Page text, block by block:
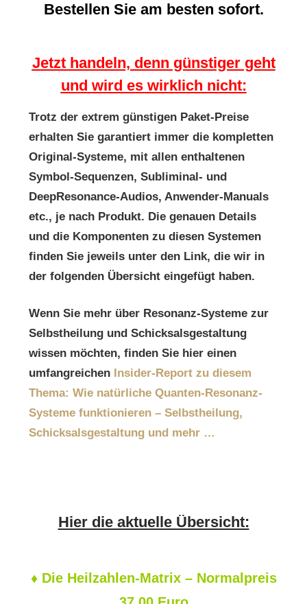
Bestellen Sie am besten sofort.
Jetzt handeln, denn günstiger geht
und wird es wirklich nicht:
Trotz der extrem günstigen Paket-Preise
erhalten Sie garantiert immer die kompletten
Original-Systeme, mit allen enthaltenen
Symbol-Sequenzen, Subliminal- und
DeepResonance-Audios, Anwender-Manuals
etc., je nach Produkt. Die genauen Details
und die Komponenten zu diesen Systemen
finden Sie jeweils unter den Link, die wir in
der folgenden Übersicht eingefügt haben.
Wenn Sie mehr über Resonanz-Systeme zur
Selbstheilung und Schicksalsgestaltung
wissen möchten, finden Sie hier einen
umfangreichen Insider-Report zu diesem
Thema: Wie natürliche Quanten-Resonanz-
Systeme funktionieren – Selbstheilung,
Schicksalsgestaltung und mehr …
Hier die aktuelle Übersicht:
♦Die Heilzahlen-Matrix – Normalpreis